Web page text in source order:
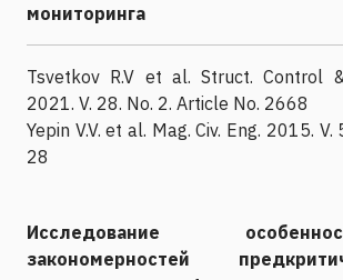
мониторинга
Tsvetkov R.V et al. Struct. Control
2021. V. 28. No. 2. Article No. 2668
Yepin V.V. et al. Mag. Civ. Eng. 2015. V.
28
Исследование
закономерностей